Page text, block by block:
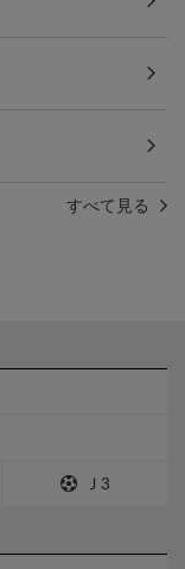
すべて見る
Ｊ3